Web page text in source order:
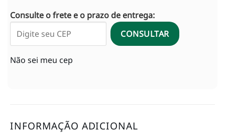
Consulte o frete e o prazo de entrega:
CONSULTAR
Não sei meu cep
INFORMAÇÃO ADICIONAL